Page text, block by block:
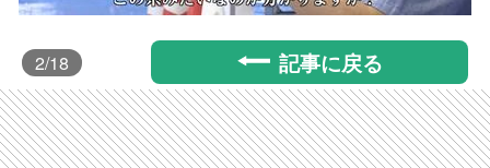
2/18 記事に戻る